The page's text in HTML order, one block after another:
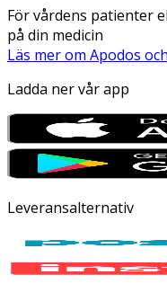
För vårdens patienter
på din medicin
Läs mer om Apodos
Ladda ner vår app
Leveransalternativ